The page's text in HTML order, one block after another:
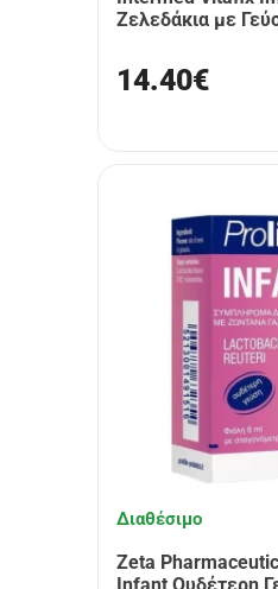
Ζελεδάκια με
14.40€
Διαθέσιμο
Zeta